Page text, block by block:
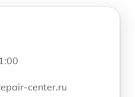
center.ru